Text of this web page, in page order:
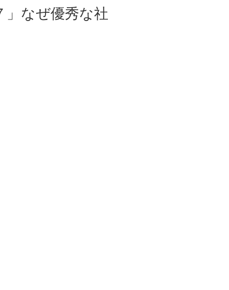
」なぜ優秀な社